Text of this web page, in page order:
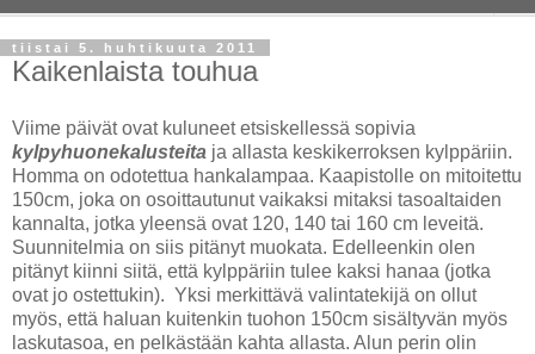
tiistai 5. huhtikuuta 2011
Kaikenlaista touhua
Viime päivät ovat kuluneet etsiskellessä sopivia
kylpyhuonekalusteita ja allasta keskikerroksen kylppäriin.
Homma on odotettua hankalampaa. Kaapistolle on mitoitettu
150cm, joka on osoittautunut vaikaksi mitaksi tasoaltaiden
kannalta, jotka yleensä ovat 120, 140 tai 160 cm leveitä.
Suunnitelmia on siis pitänyt muokata. Edelleenkin olen
pitänyt kiinni siitä, että kylppäriin tulee kaksi hanaa (jotka
ovat jo ostettukin). Yksi merkittävä valintatekijä on ollut
myös, että haluan kuitenkin tuohon 150cm sisältyvän myös
laskutasoa, en pelkästään kahta allasta. Alun perin olin